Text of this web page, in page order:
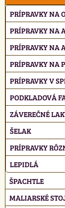
PRÍPRAVKY NA
PRÍPRAVKY NA
PRÍPRAVKY NA
PRÍPRAVKY NA
PRÍPRAVKY V
PODKLADOVÁ
ZÁVEREČNÉ
ŠELAK
PRÍPRAVKY
LEPIDLÁ
ŠPACHTLE
MALIARSKÉ